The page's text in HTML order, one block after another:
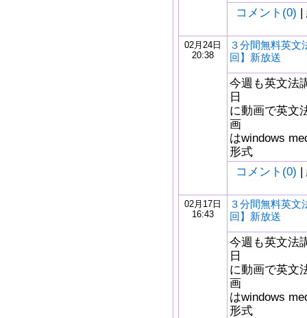
コメント(0) |
02月24日
20:38
３分間無料英文
回】新放送
今週も英文法
日
に動画で英文
画
はwindows
形式
コメント(0) |
02月17日
16:43
３分間無料英文
回】新放送
今週も英文法
日
に動画で英文
画
はwindows
形式